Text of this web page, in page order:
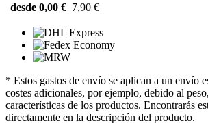
desde 0,00 € 7,90 €
* Estos gastos de envío se aplican a un envío
costes adicionales, por ejemplo, debido al
características de los productos. Encontrarás
directamente en la descripción del producto.